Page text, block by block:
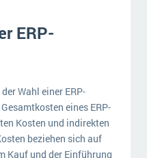
ERP-
Wahl einer ERP-
eines ERP-
Kosten und indirekten
beziehen sich auf
Kauf und der Einführung